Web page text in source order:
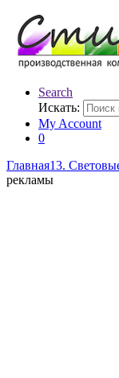
Search
Искать:
My Account
0
Главная13.
рекламы